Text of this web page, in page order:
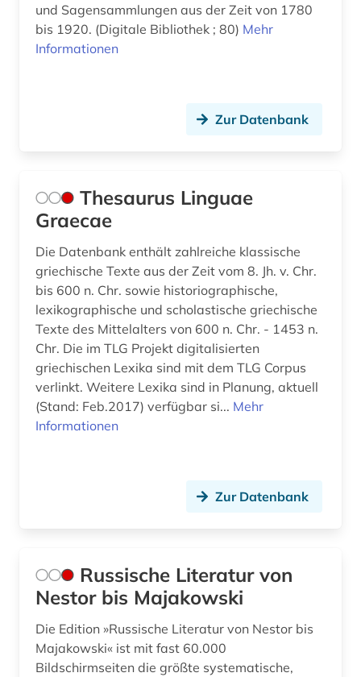
und Sagensammlungen aus der Zeit von 1780
bis 1920. (Digitale Bibliothek ; 80) Mehr
Informationen
Zur Datenbank
Thesaurus Linguae
Graecae
Die Datenbank enthält zahlreiche klassische
griechische Texte aus der Zeit vom 8. Jh. v. Chr.
bis 600 n. Chr. sowie historiographische,
lexikographische und scholastische griechische
Texte des Mittelalters von 600 n. Chr. - 1453 n.
Chr. Die im TLG Projekt digitalisierten
griechischen Lexika sind mit dem TLG Corpus
verlinkt. Weitere Lexika sind in Planung, aktuell
(Stand: Feb.2017) verfügbar si... Mehr
Informationen
Zur Datenbank
Russische Literatur von
Nestor bis Majakowski
Die Edition »Russische Literatur von Nestor bis
Majakowski« ist mit fast 60.000
Bildschirmseiten die größte systematische,